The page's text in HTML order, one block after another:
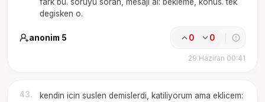
degisken o.
anonim 5 0 0
29 Haziran 00:41
43.
kendin icin suslen demislerdi, katiliyorum ama eklicem: